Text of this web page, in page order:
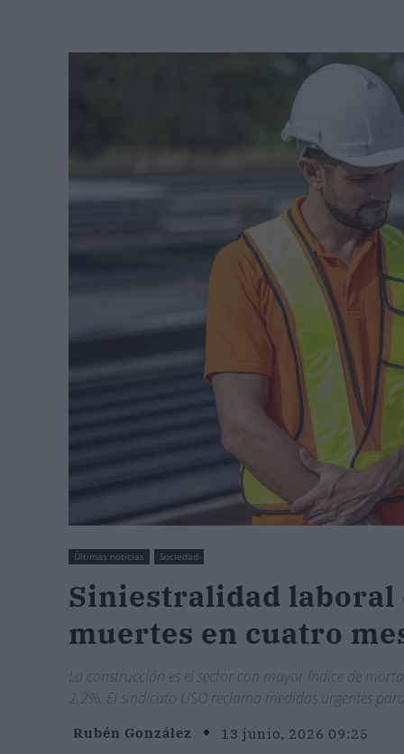
Últimas noticias Sociedad
Siniestralidad laboral
muertes en cuatro
La construcción es el sector con mayor índice de
2,2%. El sindicato USO reclama medidas urgentes
Rubén González 13 junio, 2026 09:25